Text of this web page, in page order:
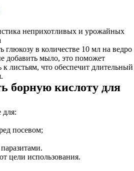
неприхотливых и урожайных
глюкозу в количестве 10 мл на ведро
добавить мыло, это поможет
листьям, что обеспечит длительный
борную кислоту для
посевом;
цели использования.